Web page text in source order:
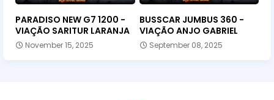
PARADISO NEW G7 1200 -
VIAÇÃO SARITUR LARANJA
November 15, 2025
BUSSCAR JUMBUS 360 -
VIAÇÃO ANJO GABRIEL
September 08, 2025